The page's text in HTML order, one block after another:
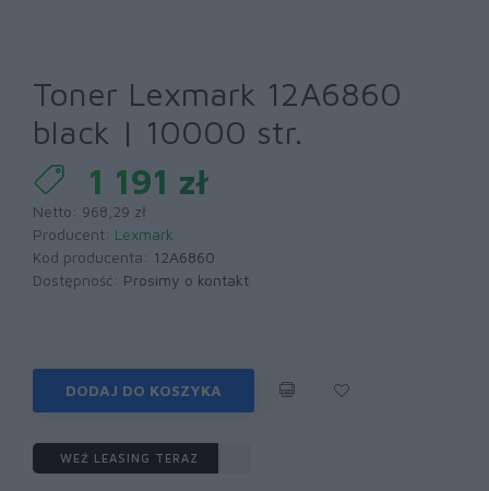
Toner Lexmark 12A6860
black | 10000 str.
1 191 zł
Netto: 968,29 zł
Producent: Lexmark
Kod producenta: 12A6860
Dostępność: Prosimy o kontakt
DODAJ DO KOSZYKA
WEŹ LEASING TERAZ